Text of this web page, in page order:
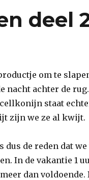
deel
om te
nacht achter de
staat
zijn we ze al kwijt.
dus de reden dat
In de vakantie 1
dan